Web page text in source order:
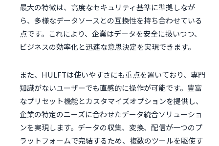
最大の特徴は、高度なセキュリティ基準に準拠しなが
ら、多様なデータソースとの互換性を持ち合わせている
点です。これにより、企業はデータを安全に扱いつつ、
ビジネスの効率化と迅速な意思決定を実現できます。
また、HULFTは使いやすさにも重点を置いており、専門
知識がないユーザーでも直感的に操作が可能です。豊富
なプリセット機能とカスタマイズオプションを提供し、
企業の特定のニーズに合わせたデータ統合ソリューショ
ンを実現します。データの収集、変換、配信が一つのプ
ラットフォームで完結するため、複数のツールを駆使す